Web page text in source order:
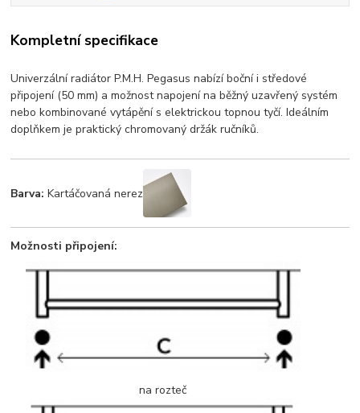
Kompletní specifikace
Univerzální radiátor P.M.H. Pegasus nabízí boční i středové
připojení (50 mm) a možnost napojení na běžný uzavřený systém
nebo kombinované vytápění s elektrickou topnou tyčí. Ideálním
doplňkem je praktický chromovaný držák ručníků.
Barva: Kartáčovaná nerez
Možnosti připojení:
na rozteč